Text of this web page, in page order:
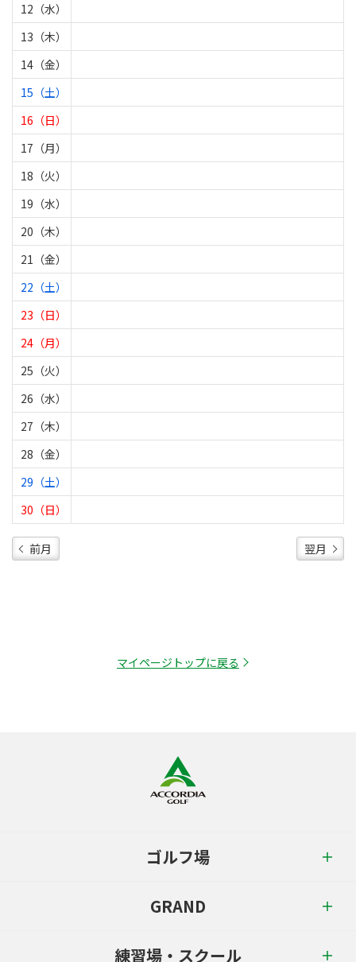
12（水）
13（木）
14（金）
15（土）
16（日）
17（月）
18（火）
19（水）
20（木）
21（金）
22（土）
23（日）
24（月）
25（火）
26（水）
27（木）
28（金）
29（土）
30（日）
前月 翌月
マイページトップに戻る
ゴルフ場
GRAND
練習場・スクール